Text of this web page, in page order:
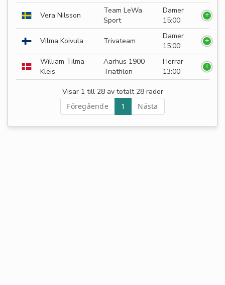
Vera Nilsson
Team LeWa
Sport
Damer
15:00
Vilma Koivula Trivateam
Damer
15:00
William Tilma
Kleis
Aarhus 1900
Triathlon
Herrar
13:00
Visar 1 till 28 av totalt 28 rader
Föregående
1 Nästa